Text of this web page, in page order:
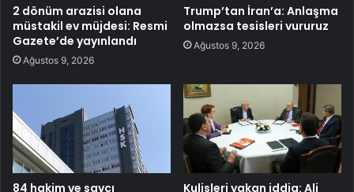
2 dönüm arazisi olana
müstakil ev müjdesi: Resmi
Gazete’de yayınlandı
Ağustos 9, 2026
Trump’tan İran’a: Anlaşma
olmazsa tesisleri vururuz
Ağustos 9, 2026
84 hakim ve savcı Kulisleri yakan iddia: Ali